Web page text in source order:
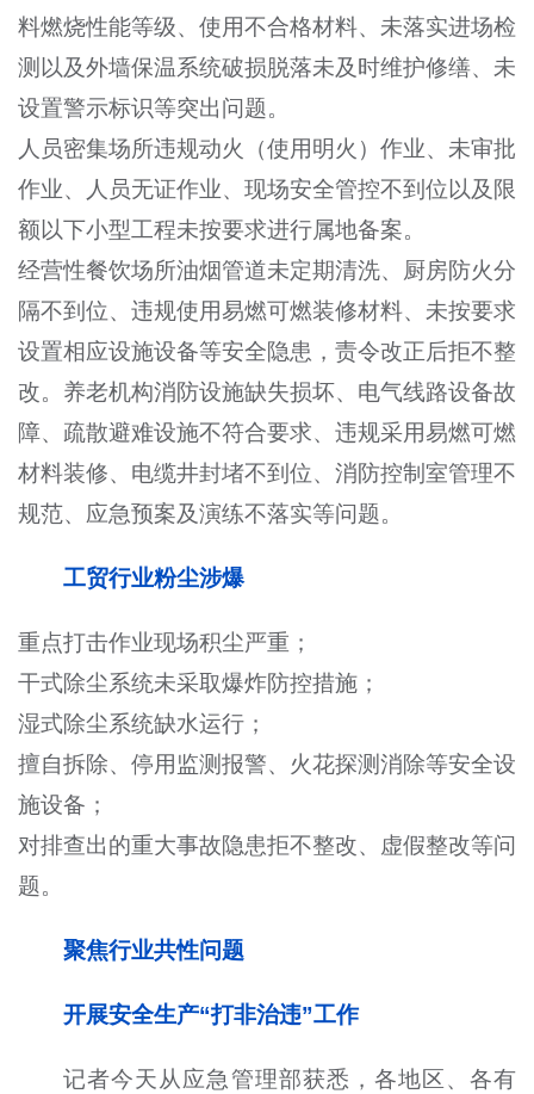
料燃烧性能等级、使用不合格材料、未落实进场检
测以及外墙保温系统破损脱落未及时维护修缮、未
设置警示标识等突出问题。
人员密集场所违规动火（使用明火）作业、未审批
作业、人员无证作业、现场安全管控不到位以及限
额以下小型工程未按要求进行属地备案。
经营性餐饮场所油烟管道未定期清洗、厨房防火分
隔不到位、违规使用易燃可燃装修材料、未按要求
设置相应设施设备等安全隐患，责令改正后拒不整
改。养老机构消防设施缺失损坏、电气线路设备故
障、疏散避难设施不符合要求、违规采用易燃可燃
材料装修、电缆井封堵不到位、消防控制室管理不
规范、应急预案及演练不落实等问题。
工贸行业粉尘涉爆
重点打击作业现场积尘严重；
干式除尘系统未采取爆炸防控措施；
湿式除尘系统缺水运行；
擅自拆除、停用监测报警、火花探测消除等安全设
施设备；
对排查出的重大事故隐患拒不整改、虚假整改等问
题。
聚焦行业共性问题
开展安全生产“打非治违”工作
记者今天从应急管理部获悉，各地区、各有